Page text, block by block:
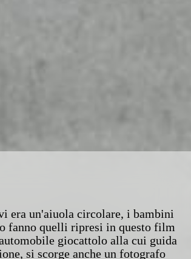
era un'aiuola circolare, i bambini
fanno quelli ripresi in questo film
giocattolo alla cui guida
si scorge anche un fotografo